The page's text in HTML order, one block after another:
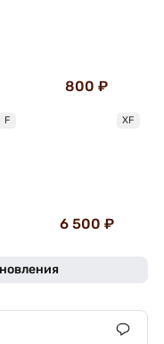
800 ₽
F XF
6 500 ₽